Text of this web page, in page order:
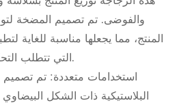
والفوضى. تم تصميم المضخة
المنتج، مما يجعلها مناسبة للغاية
التي تتطلب التحكم الدقيق في الجرعة.
استخدامات متعددة: تم